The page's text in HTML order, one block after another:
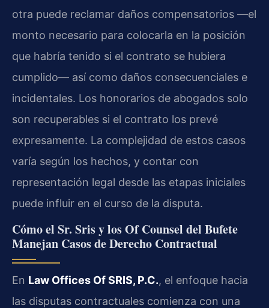
otra puede reclamar daños compensatorios —el
monto necesario para colocarla en la posición
que habría tenido si el contrato se hubiera
cumplido— así como daños consecuenciales e
incidentales. Los honorarios de abogados solo
son recuperables si el contrato los prevé
expresamente. La complejidad de estos casos
varía según los hechos, y contar con
representación legal desde las etapas iniciales
puede influir en el curso de la disputa.
Cómo el Sr. Sris y los Of Counsel del Bufete
Manejan Casos de Derecho Contractual
En Law Offices Of SRIS, P.C., el enfoque hacia
las disputas contractuales comienza con una